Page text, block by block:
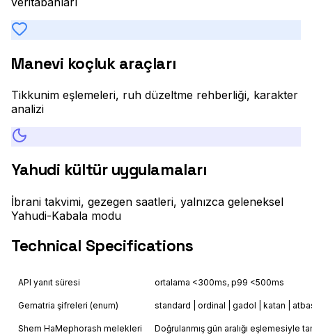
Manevi koçluk araçları
Tikkunim eşlemeleri, ruh düzeltme rehberliği, karakter
analizi
Yahudi kültür uygulamaları
İbrani takvimi, gezegen saatleri, yalnızca geleneksel
Yahudi-Kabala modu
Technical Specifications
API yanıt süresi ortalama <300ms, p99 <500ms
Gematria şifreleri (enum) standard | ordinal | gadol | katan |
Shem HaMephorash melekleri Doğrulanmış gün aralığı eşlemesiyle